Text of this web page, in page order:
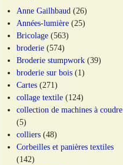
Anne Gailhbaud (26)
Années-lumière (25)
Bricolage (563)
broderie (574)
Broderie stumpwork (39)
broderie sur bois (1)
Cartes (271)
collage textile (124)
collection de machines à coudre
(5)
colliers (48)
Corbeilles et panières textiles
(142)